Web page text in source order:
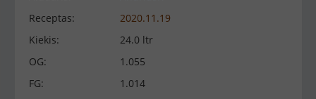
Receptas:
2020.11.19
Kiekis:
24.0 ltr
OG:
1.055
FG:
1.014